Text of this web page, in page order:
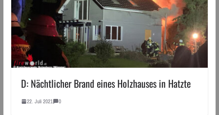
D: Nächtlicher Brand eines Holzhauses in Hatzte
22. Juli 2021 0